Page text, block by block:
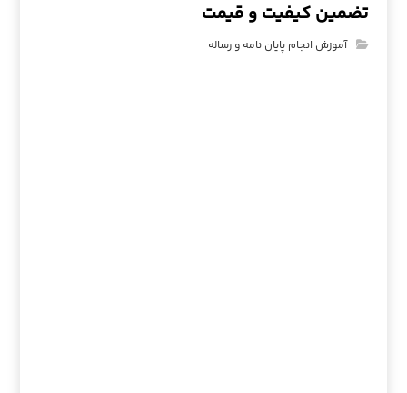
تضمین کیفیت و قیمت
آموزش انجام پایان نامه و رساله